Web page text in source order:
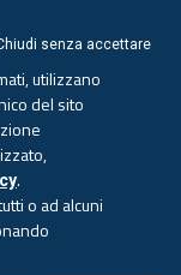
6.00
senza accettare
utilizzano
del sito
.
o ad alcuni